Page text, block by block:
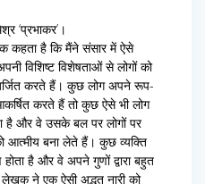
‘प्रभाकर’।
कहता है कि मैंने संसार में ऐसे
विशिष्ट विशेषताओं से लोगों को
करते हैं। कुछ लोग अपने रूप-
आकर्षित करते हैं तो कुछ ऐसे भी लोग
है और वे उसके बल पर लोगों पर
आत्मीय बना लेते हैं। कुछ व्यक्ति
है और वे अपने गुणों द्वारा बहुत
ने एक ऐसी अद्भुत नारी को